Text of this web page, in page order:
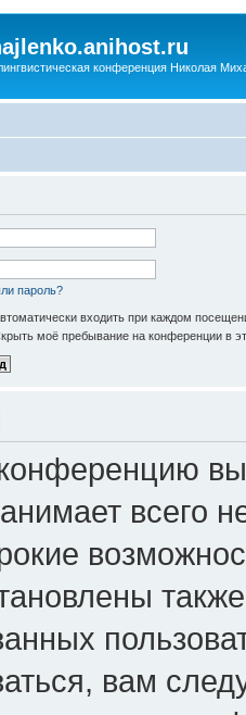
конференция Николая
пароль?
входить при каждом
моё пребывание на конференции в
всего
вам